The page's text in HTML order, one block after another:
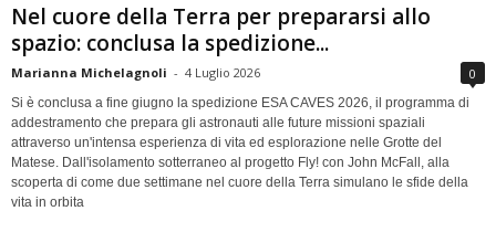
Nel cuore della Terra per prepararsi allo
spazio: conclusa la spedizione...
Marianna Michelagnoli - 4 Luglio 2026 0
Si è conclusa a fine giugno la spedizione ESA CAVES 2026, il programma di
addestramento che prepara gli astronauti alle future missioni spaziali
attraverso un'intensa esperienza di vita ed esplorazione nelle Grotte del
Matese. Dall'isolamento sotterraneo al progetto Fly! con John McFall, alla
scoperta di come due settimane nel cuore della Terra simulano le sfide della
vita in orbita